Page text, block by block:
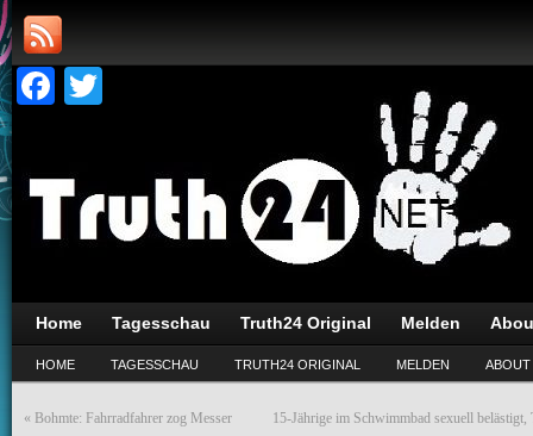
Facebook
Home Tagesschau Truth24 Original Melden
HOME TAGESSCHAU TRUTH24 ORIGINAL MELDEN ABOUT
« Bohmte: Fahrradfahrer zog Messer 15-Jährige im Schwimmbad sexuell